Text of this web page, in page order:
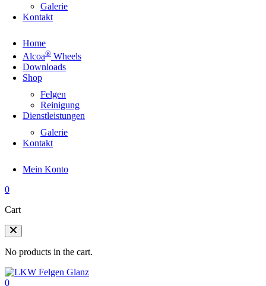
Galerie
Kontakt
Home
Alcoa® Wheels
Downloads
Shop
Felgen
Reinigung
Dienstleistungen
Galerie
Kontakt
Mein Konto
0
Cart
No products in the cart.
0